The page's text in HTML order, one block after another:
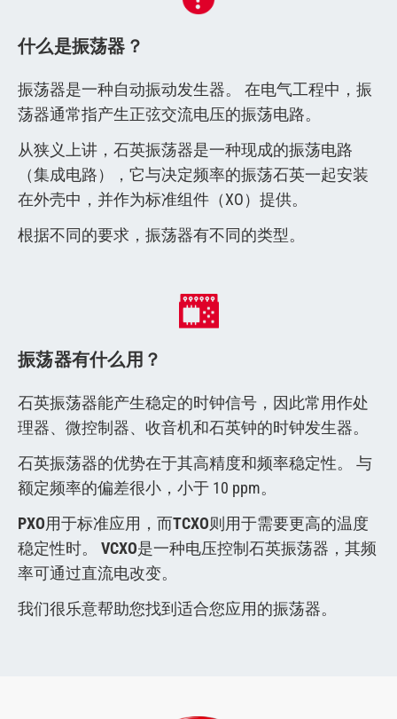
什么是振荡器？
振荡器是一种自动振动发生器。 在电气工程中，振
荡器通常指产生正弦交流电压的振荡电路。
从狭义上讲，石英振荡器是一种现成的振荡电路
（集成电路），它与决定频率的振荡石英一起安装
在外壳中，并作为标准组件（XO）提供。
根据不同的要求，振荡器有不同的类型。
振荡器有什么用？
石英振荡器能产生稳定的时钟信号，因此常用作处
理器、微控制器、收音机和石英钟的时钟发生器。
石英振荡器的优势在于其高精度和频率稳定性。 与
额定频率的偏差很小，小于 10 ppm。
PXO用于标准应用，而TCXO则用于需要更高的温度
稳定性时。 VCXO是一种电压控制石英振荡器，其频
率可通过直流电改变。
我们很乐意帮助您找到适合您应用的振荡器。